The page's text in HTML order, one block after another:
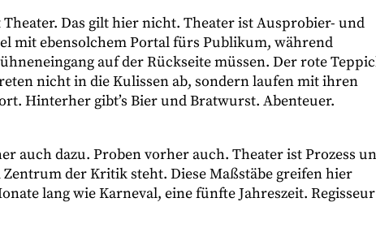
Das gilt hier nicht. Theater ist Ausprobier- und
mit ebensolchem Portal fürs Publikum, während
auf der Rückseite müssen. Der rote
nicht in die Kulissen ab, sondern laufen mit ihren
Hinterher gibt’s Bier und Bratwurst. Abenteuer.
auch dazu. Proben vorher auch. Theater ist Prozess
der Kritik steht. Diese Maßstäbe greifen hier
lang wie Karneval, eine fünfte Jahreszeit. Regisseur